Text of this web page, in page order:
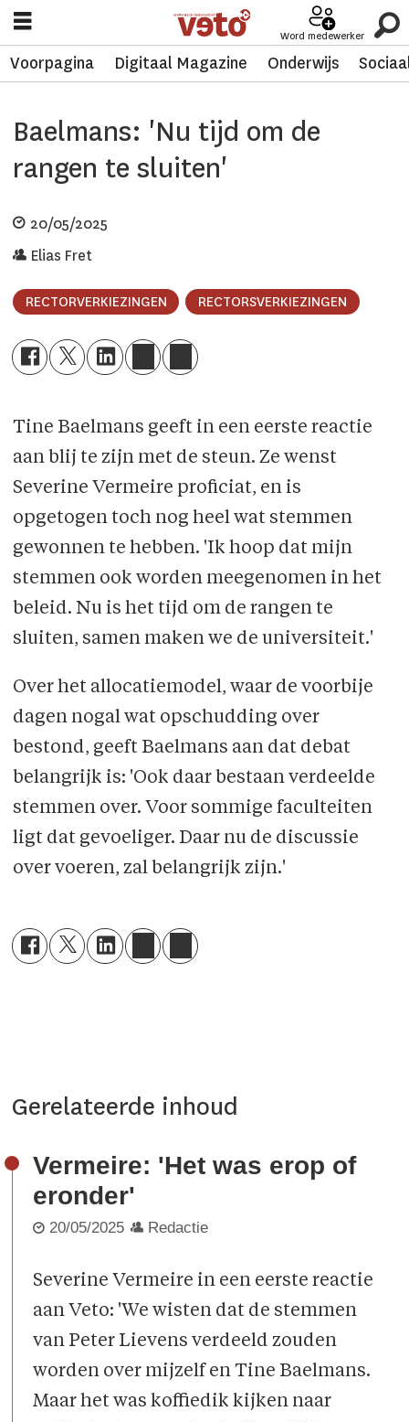
Word medewerker
Voorpagina Digitaal Magazine Onderwijs
Baelmans: 'Nu tijd om de
rangen te sluiten'
20/05/2025
Elias Fret
RECTORVERKIEZINGEN RECTORSVERKIEZINGEN
Tine Baelmans geeft in een eerste reactie
aan blij te zijn met de steun. Ze wenst
Severine Vermeire proficiat, en is
opgetogen toch nog heel wat stemmen
gewonnen te hebben. 'Ik hoop dat mijn
stemmen ook worden meegenomen in het
beleid. Nu is het tijd om de rangen te
sluiten, samen maken we de universiteit.'
Over het allocatiemodel, waar de voorbije
dagen nogal wat opschudding over
bestond, geeft Baelmans aan dat debat
belangrijk is: 'Ook daar bestaan verdeelde
stemmen over. Voor sommige faculteiten
ligt dat gevoeliger. Daar nu de discussie
over voeren, zal belangrijk zijn.'
Gerelateerde inhoud
Vermeire: 'Het was erop of
eronder'
20/05/2025 Redactie
Severine Vermeire in een eerste reactie
aan Veto: 'We wisten dat de stemmen
van Peter Lievens verdeeld zouden
worden over mijzelf en Tine Baelmans.
Maar het was koffiedik kijken naar